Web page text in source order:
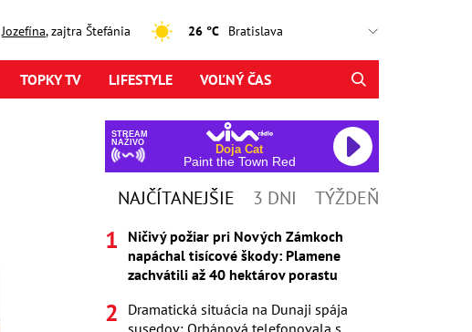
Jozefína, zajtra Štefánia 26 °C
TOPKY TV LIFESTYLE VOĽNÝ ČAS
STREAM
NAŽIVO
Doja Cat
Paint the Town Red
NAJČÍTANEJŠIE 3 DNI TÝŽDEŇ
Ničivý požiar pri Nových Zámkoch
napáchal tisícové škody: Plamene
zachvátili až 40 hektárov porastu
Dramatická situácia na Dunaji spája